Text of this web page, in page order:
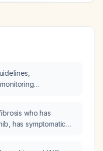
myelofibrosis?
who has
has symptomatic